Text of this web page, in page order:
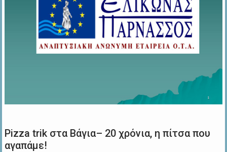
Pizza trik στα Βάγια– 20 χρόνια, η πίτσα που
αγαπάμε!